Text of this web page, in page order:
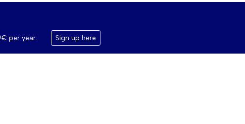
per year. Sign up here